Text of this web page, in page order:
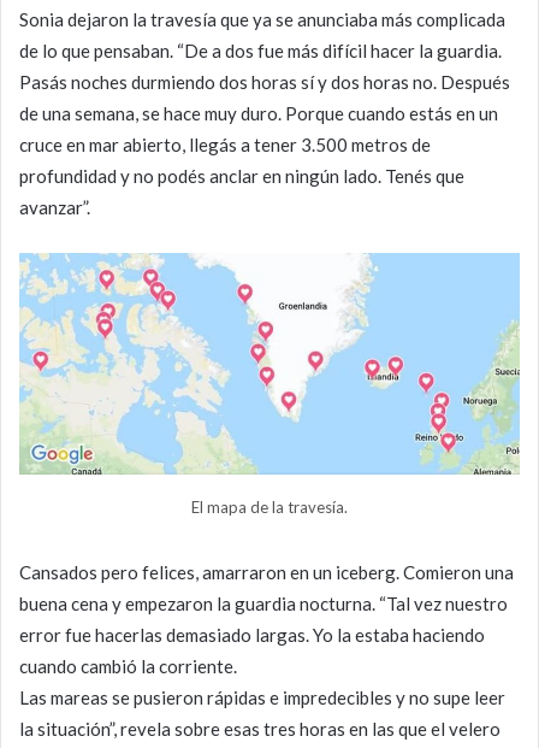
Sonia dejaron la travesía que ya se anunciaba más complicada
de lo que pensaban. “De a dos fue más difícil hacer la guardia.
Pasás noches durmiendo dos horas sí y dos horas no. Después
de una semana, se hace muy duro. Porque cuando estás en un
cruce en mar abierto, llegás a tener 3.500 metros de
profundidad y no podés anclar en ningún lado. Tenés que
avanzar”.
El mapa de la travesía.
Cansados pero felices, amarraron en un iceberg. Comieron una
buena cena y empezaron la guardia nocturna. “Tal vez nuestro
error fue hacerlas demasiado largas. Yo la estaba haciendo
cuando cambió la corriente.
Las mareas se pusieron rápidas e impredecibles y no supe leer
la situación”, revela sobre esas tres horas en las que el velero